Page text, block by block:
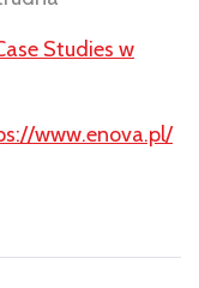
Studies w
www.enova.pl/